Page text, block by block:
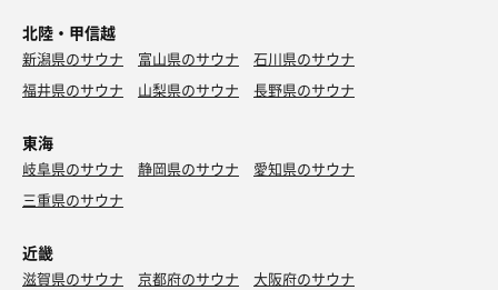
北陸・甲信越
新潟県のサウナ 富山県のサウナ
石川県のサウナ
福井県のサウナ
山梨県のサウナ 長野県のサウナ
東海
岐阜県のサウナ 静岡県のサウナ
愛知県のサウナ
三重県のサウナ
近畿
滋賀県のサウナ 京都府のサウナ
大阪府のサウナ